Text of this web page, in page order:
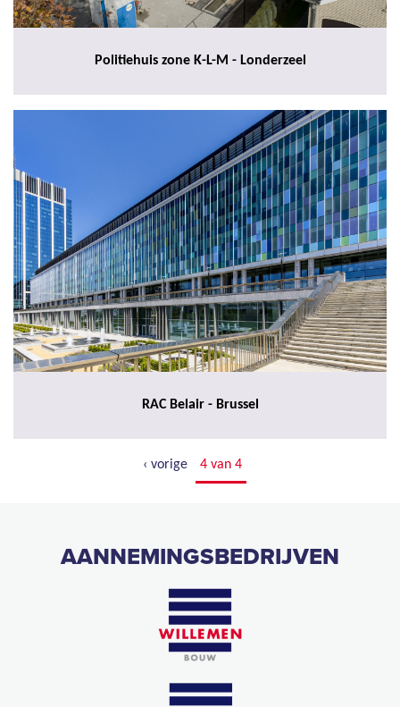
Politiehuis zone K-L-M - Londerzeel
RAC Belair - Brussel
‹ vorige 4 van 4
AANNEMINGSBEDRIJVEN